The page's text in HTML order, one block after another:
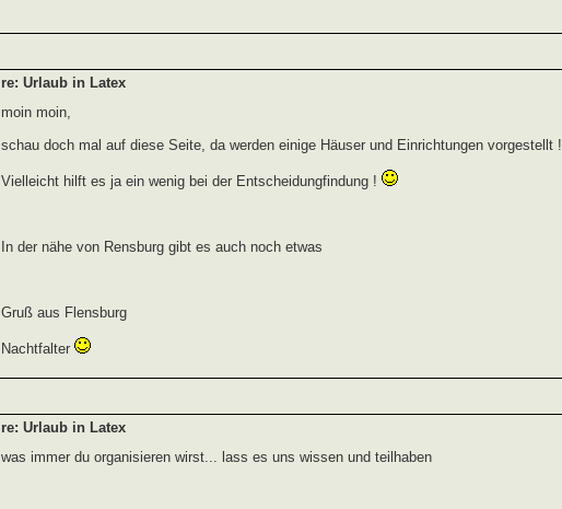
re: Urlaub in Latex
moin moin,
schau doch mal auf diese Seite, da werden einige Häuser und Einrichtungen vorgestellt !
Vielleicht hilft es ja ein wenig bei der Entscheidungfindung !
In der nähe von Rensburg gibt es auch noch etwas
Gruß aus Flensburg
Nachtfalter
re: Urlaub in Latex
was immer du organisieren wirst... lass es uns wissen und teilhaben